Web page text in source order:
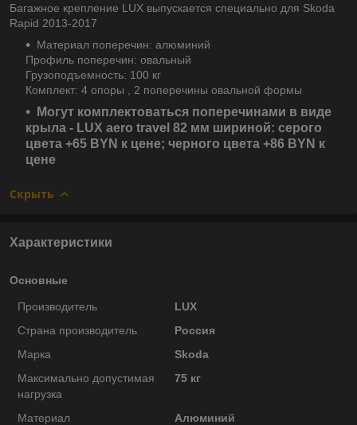
Багажное крепление LUX выпускается специально для Skoda
Rapid 2013-2017
Материал поперечин: алюминий
Профиль поперечин: овальный
Грузоподъемность: 100 кг
Комплект: 4 опоры , 2 поперечины овальной формы
Могут комплектоваться поперечинами в виде
крыла - LUX aero travel 82 мм шириной: серого
цвета +65 BYN к цене; черного цвета +86 BYN к
цене
Скрыть
Характеристики
Основные
Производитель
LUX
Страна производитель
Россия
Марка
Skoda
Максимально допустимая
нагрузка
75 кг
Материал
Алюминий